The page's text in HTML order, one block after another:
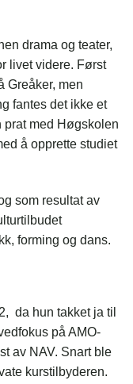
drama og teater,
livet videre. Først
Greåker, men
fantes det ikke et
med Høgskolen
å opprette studiet
som resultat av
forming og dans.
da hun takket ja til
på AMO-
av NAV. Snart ble
kurstilbyderen.